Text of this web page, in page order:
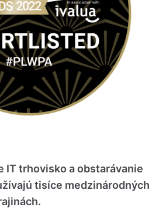
IT trhovisko a obstarávanie
tisíce medzinárodných